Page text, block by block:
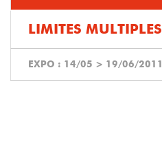
LIMITES MULTIPLES
EXPO : 14/05 > 19/06/2011